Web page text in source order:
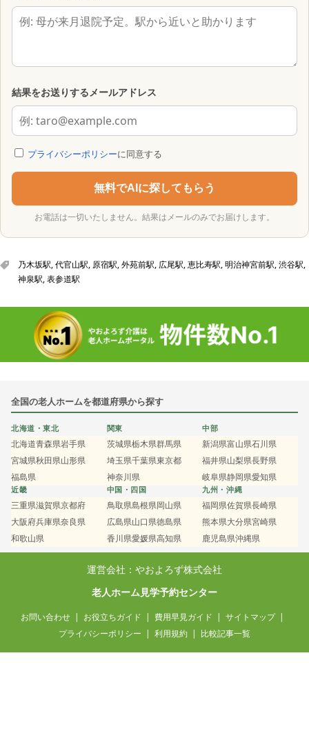
結果をお送りするメールアドレス
プライバシーポリシーに同意する
無料でAIに探してもらう
お電話は一切いたしません。結果はメールのみでお届けします。
乃木坂駅,代官山駅, 原宿駅,外苑前駅, 広尾駅,恵比寿駅,明治神宮前駅,渋谷駅,
神泉駅,表参道駅
全国の老人ホームを都道府県から探す
北海道・東北
北海道青森県岩手県
宮城県秋田県山形県
福島県
関東
茨城県栃木県群馬県
埼玉県千葉県東京都
神奈川県
中部
新潟県富山県石川県
福井県山梨県長野県
岐阜県静岡県愛知県
近畿
三重県滋賀県京都府
大阪府兵庫県奈良県
和歌山県
中国・四国
鳥取県島根県岡山県
広島県山口県徳島県
香川県愛媛県高知県
九州・沖縄
福岡県佐賀県長崎県
熊本県大分県宮崎県
鹿児島県沖縄県
運営会社：やおよろず株式会社
老人ホーム見学予約センター
お問い合わせ お役立ちガイド 費用早見ガイド
サイトマップ
プライバシーポリシー
利用規約 比較記事一覧